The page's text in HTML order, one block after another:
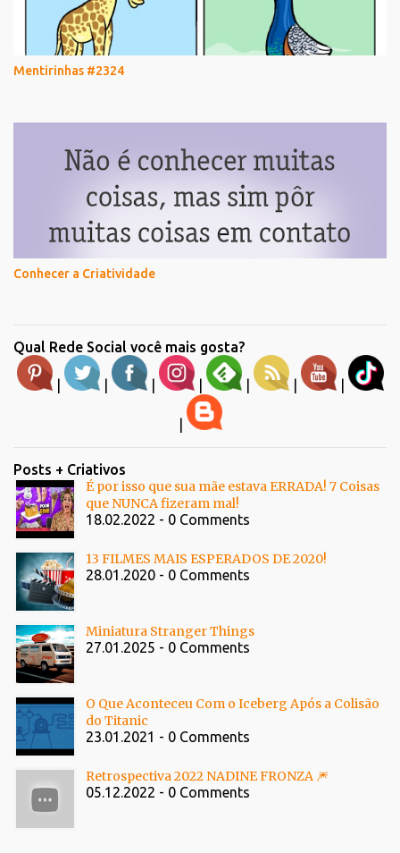
Mentirinhas #2324
Conhecer a Criatividade
Qual Rede Social você mais gosta?
| | | | | | |
Posts + Criativos
É por isso que sua mãe estava ERRADA! 7 Coisas
que NUNCA fizeram mal!
18.02.2022 - 0 Comments
13 FILMES MAIS ESPERADOS DE 2020!
28.01.2020 - 0 Comments
Miniatura Stranger Things
27.01.2025 - 0 Comments
O Que Aconteceu Com o Iceberg Após a Colisão
do Titanic
23.01.2021 - 0 Comments
Retrospectiva 2022 NADINE FRONZA 🎆
05.12.2022 - 0 Comments